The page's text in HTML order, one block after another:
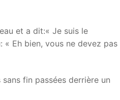
et a dit:« Je suis le
« Eh bien, vous ne devez pas
fin passées derrière un